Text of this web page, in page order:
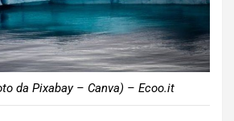
da Pixabay – Canva) – Ecoo.it